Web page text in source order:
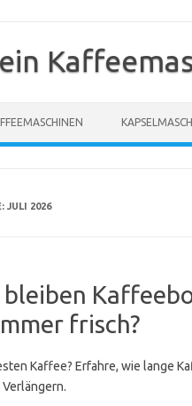
JULI 2026
frisch?
Kaffee? Erfahre, wie lange